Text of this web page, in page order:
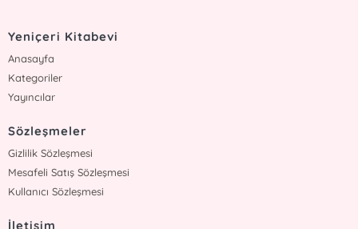
Yeniçeri Kitabevi
Anasayfa
Kategoriler
Yayıncılar
Sözleşmeler
Gizlilik Sözleşmesi
Mesafeli Satış Sözleşmesi
Kullanıcı Sözleşmesi
İletişim